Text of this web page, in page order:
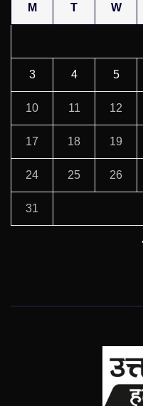
M T W
3 4 5
10 11 12
17 18 19
24 25 26
31